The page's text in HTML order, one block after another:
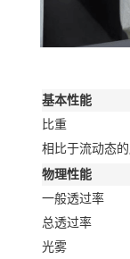
基本性能
比重
相比于流动态
物理性能
一般透过率
总透过率
光雾